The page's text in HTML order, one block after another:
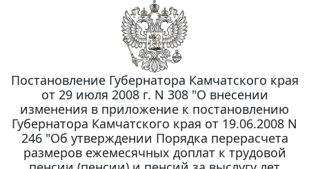
Постановление Губернатора Камчатского края
от 29 июля 2008 г. N 308 "О внесении
изменения в приложение к постановлению
Губернатора Камчатского края от 19.06.2008 N
246 "Об утверждении Порядка перерасчета
размеров ежемесячных доплат к трудовой